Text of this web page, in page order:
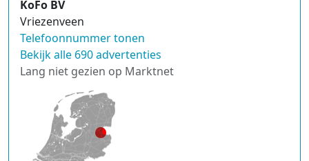
KoFo BV
Vriezenveen
Telefoonnummer tonen
Bekijk alle 690 advertenties
Lang niet gezien op Marktnet